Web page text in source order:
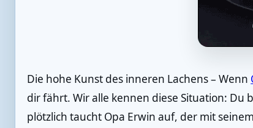
Die hohe Kunst des inneren Lachens – Wenn
dir fährt. Wir alle kennen diese Situation: Du
plötzlich taucht Opa Erwin auf, der mit